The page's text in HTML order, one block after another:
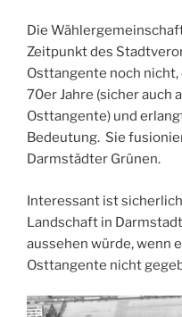
Die
Zeitpunkt des
Osttangente noch
70er Jahre (sicher auch
Osttangente) und
Bedeutung. Sie
Darmstädter Grünen.
Interessant ist
Landschaft in
aussehen würde, wenn
Osttangente nicht